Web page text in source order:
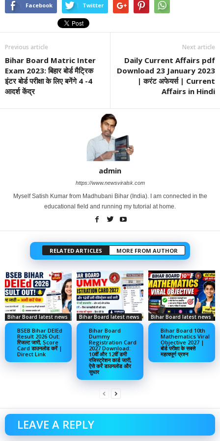
Facebook Twitter
Previous article
Bihar Board Matric Inter
Exam 2023: बिहार बोर्ड मैट्रिक
इंटर बोर्ड परीक्षा के लिए बनेंगे 4 -4
आदर्श केंद्र
Next article
Daily Current Affairs pdf
Download 23 January 2023
| करंट अफेयर्स | Current
Affairs in Hindi
admin
https://www.newsviralsk.com
Myself Satish Kumar from Madhubani Bihar (India). I am connected in the
educational field and running my tutorial at home.
RELATED ARTICLES MORE FROM AUTHOR
Bihar Board latest news
BSEB Bihar DElEd
Result 2026 Out:
रिजल्ट जारी, Score
Card डाउनलोड करें |
Direct Link
Bihar Board latest news
Bihar Board
Dummy
Registration Card
2027 Download:
10वीं और 12वीं डमी
रजिस्ट्रेशन कार्ड जारी,
ऐसे करें डाउनलोड और
सुधार
Bihar Board latest news
Bihar Board 10th
Mathematics Viral
Objective 2027 |
बोर्ड परीक्षा के सबसे
महत्वपूर्ण प्रश्न
LEAVE A REPLY